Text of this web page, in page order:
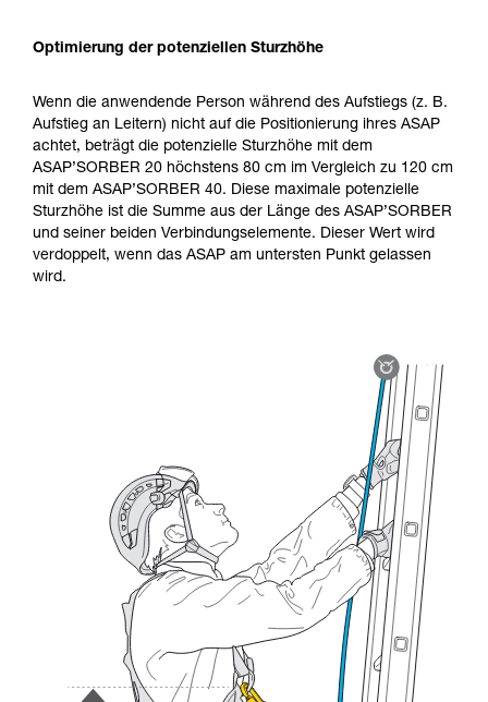
Optimierung der potenziellen Sturzhöhe
Wenn die anwendende Person während des Aufstiegs (z. B.
Aufstieg an Leitern) nicht auf die Positionierung ihres ASAP
achtet, beträgt die potenzielle Sturzhöhe mit dem
ASAP’SORBER 20 höchstens 80 cm im Vergleich zu 120 cm
mit dem ASAP’SORBER 40. Diese maximale potenzielle
Sturzhöhe ist die Summe aus der Länge des ASAP’SORBER
und seiner beiden Verbindungselemente. Dieser Wert wird
verdoppelt, wenn das ASAP am untersten Punkt gelassen
wird.